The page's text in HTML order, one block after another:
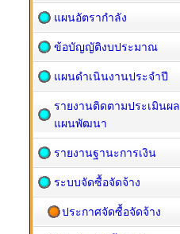
แผนอัตรากำลัง
ข้อบัญญัติงบประมาณ
แผนดำเนินงานประจำปี
รายงานติดตามประเมินผล
แผนพัฒนา
รายงานฐานะการเงิน
ระบบจัดซื้อจัดจ้าง
ประกาศจัดซื้อจัดจ้าง